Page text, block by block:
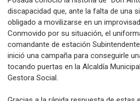
discapacidad que, ante la falta de una
obligado a movilizarse en un
Conmovido por su situación, el
comandante de estación
inició una campaña para conseguirle
tocando puertas en la Alcaldía
Gestora Social.